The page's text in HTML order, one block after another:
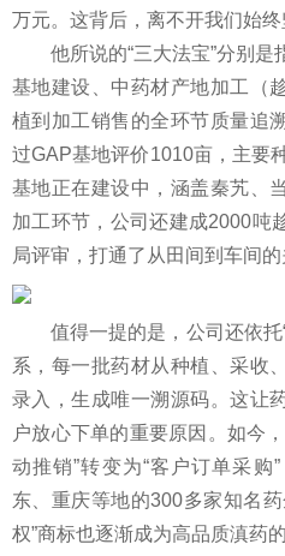
万元。这背后，离不开我们始终
他所说的“三大法宝”分别是
基地建设、中药材产地加工（
植到加工销售的全环节质量追
过GAP基地评价1010亩，主要
基地正在建设中，涵盖秦艽、
加工环节，公司还建成2000吨
局评审，打通了从田间到车间的
值得一提的是，公司还依
系，每一批药材从种植、采收
录入，生成唯一溯源码。这让
户放心下单的重要原因。如今
动推销”转变为“客户订单采购
东、重庆等地的300多家知名
权”商标也逐渐成为高品质滇药